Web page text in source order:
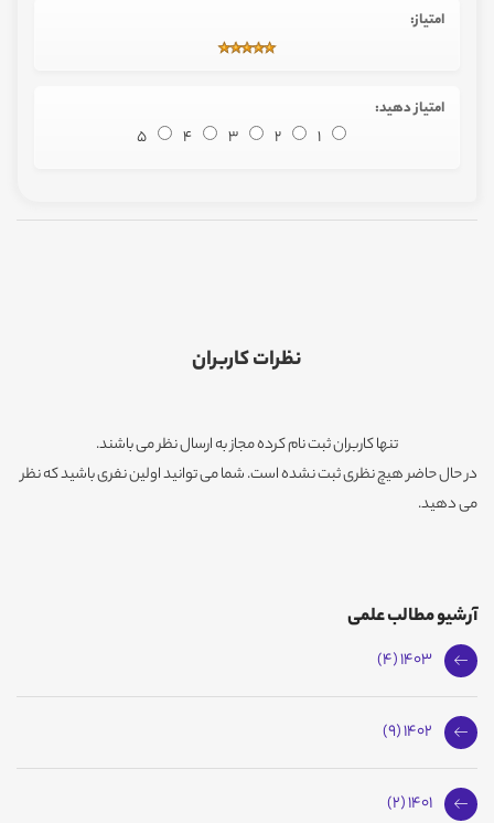
امتیاز:
امتیاز دهید:
1
2
3
4
5
نظرات کاربران
تنها کاربران ثبت نام کرده مجاز به ارسال نظر می باشند.
در حال حاضر هیچ نظری ثبت نشده است. شما می توانید اولین نفری باشید که نظر
می دهید.
آرشیو مطالب علمی
1403 (4)
1402 (9)
1401 (2)